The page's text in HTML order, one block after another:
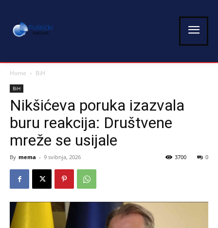
Home BiH
BiH
Nikšićeva poruka izazvala
buru reakcija: Društvene
mreže se usijale
By mema - 9 svibnja, 2026 0
3700